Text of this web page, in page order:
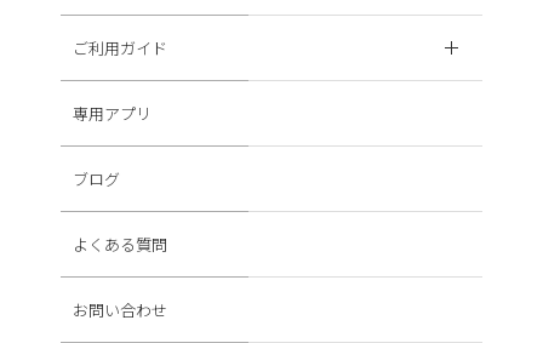
ご利用ガイド
専用アプリ
ブログ
よくある質問
お問い合わせ